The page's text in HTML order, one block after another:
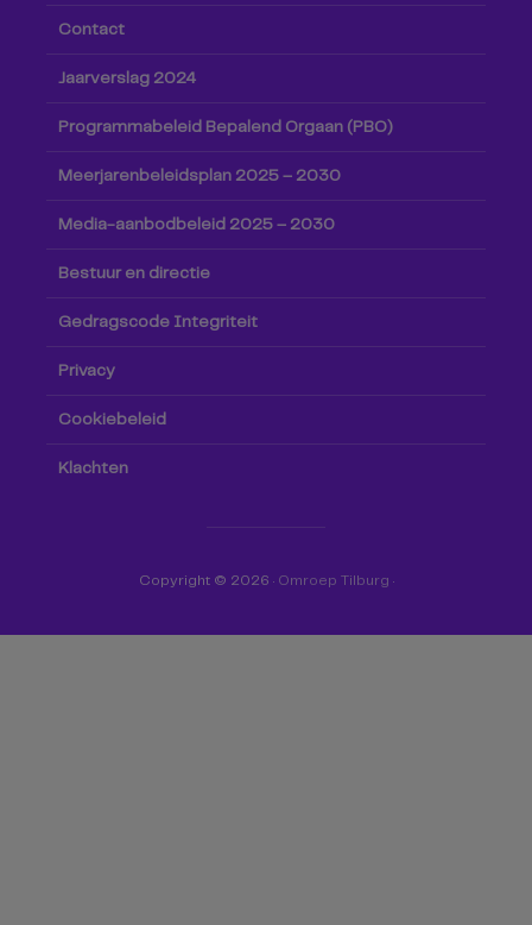
Contact
Jaarverslag 2024
Programmabeleid Bepalend Orgaan (PBO)
Meerjarenbeleidsplan 2025 – 2030
Media-aanbodbeleid 2025 – 2030
Bestuur en directie
Gedragscode Integriteit
Privacy
Cookiebeleid
Klachten
Copyright © 2026 · Omroep Tilburg ·